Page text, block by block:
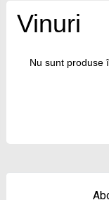
Vinuri
Nu sunt produse